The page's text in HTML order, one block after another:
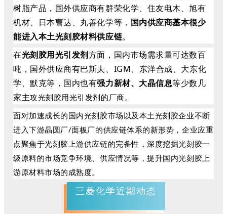
树脂产品，国外供应商有群荣化学、住友电木、旭有
机材、日本曹达、丸善化学等， 国内供应商基本很少
能进入本土光刻胶材料供应链。
在光刻胶用光引发剂方面，国内市场需求量可达数百
吨，国外供应商有巴斯夫、IGM、东洋合成、大东化
学、默克等，国内也有强力新材、大晶信息等少数几
家主攻光刻胶用光引发剂的厂商。
面对加速成长的国内光刻胶市场以及本土光刻胶企业不断
进入下游晶圆厂/面板厂的供应链体系的新形势，企业应重
点聚焦于光刻胶上游供应链的完备性，深度挖掘光刻胶一
级原料的市场竞争环境、供应情况等，提升国内光刻胶上
游原材料市场的成熟度。
三菱化学近期动态